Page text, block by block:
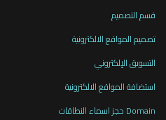
قسم التصميم
تصميم المواقع الالكترونية
التسويق الإلكتروني
استضافة المواقع الالكترونية
Domain حجز اسماء النطاقات